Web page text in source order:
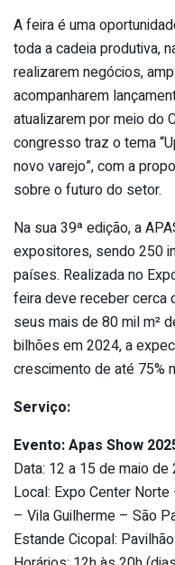
A feira é uma
toda a cadeia produtiva,
realizarem negócios,
acompanharem
atualizarem por meio do
congresso traz o tema
novo varejo”, com a
sobre o futuro do setor.
Na sua 39ª edição, a
expositores, sendo 250
países. Realizada no
feira deve receber cerca
seus mais de 80 mil m²
bilhões em 2024, a
crescimento de até 75%
Serviço:
Evento: Apas Show
Data: 12 a 15 de maio de
Local: Expo Center
– Vila Guilherme – São
Estande Cicopal: